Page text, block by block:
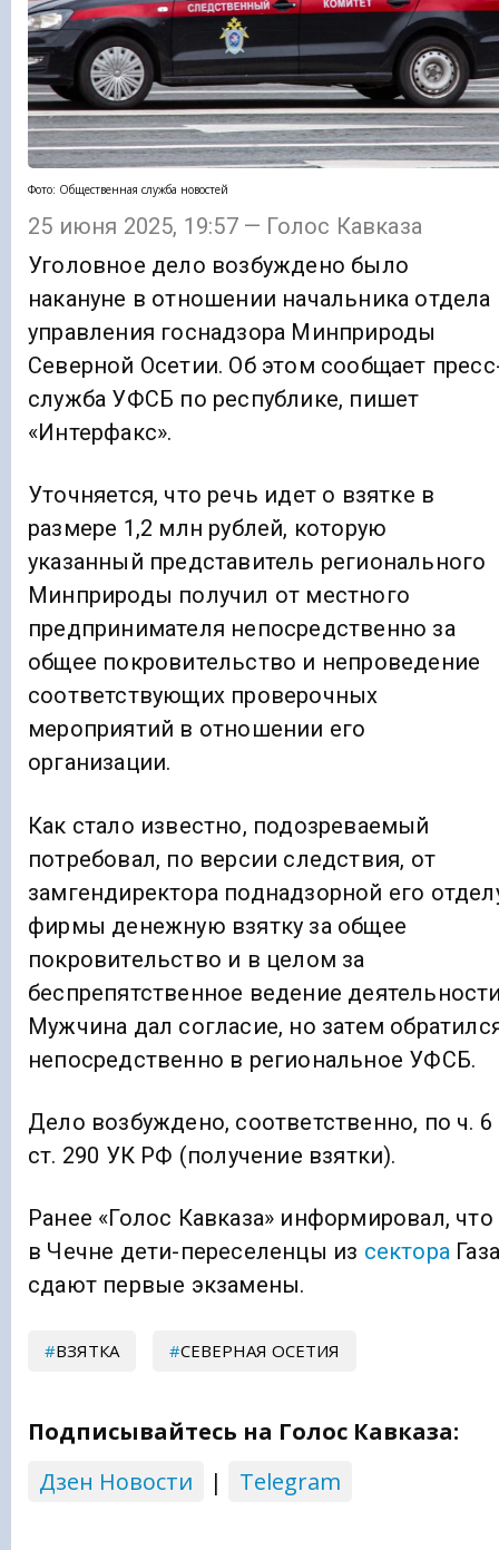
Фото: Общественная служба новостей
25 июня 2025, 19:57 — Голос Кавказа
Уголовное дело возбуждено было
накануне в отношении начальника отдела
управления госнадзора Минприроды
Северной Осетии. Об этом сообщает
служба УФСБ по республике, пишет
«Интерфакс».
Уточняется, что речь идет о взятке в
размере 1,2 млн рублей, которую
указанный представитель регионального
Минприроды получил от местного
предпринимателя непосредственно за
общее покровительство и непроведение
соответствующих проверочных
мероприятий в отношении его
организации.
Как стало известно, подозреваемый
потребовал, по версии следствия, от
замгендиректора поднадзорной его
фирмы денежную взятку за общее
покровительство и в целом за
беспрепятственное ведение
Мужчина дал согласие, но затем
непосредственно в региональное УФСБ.
Дело возбуждено, соответственно, по ч. 6
ст. 290 УК РФ (получение взятки).
Ранее «Голос Кавказа» информировал, что
в Чечне дети-переселенцы из сектора
сдают первые экзамены.
ВЗЯТКА СЕВЕРНАЯ ОСЕТИЯ
Подписывайтесь на Голос Кавказа:
Дзен Новости
| Telegram